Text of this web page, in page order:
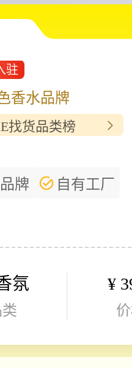
驻
香水品牌
找货品类榜
牌
自有工厂
氛 ¥